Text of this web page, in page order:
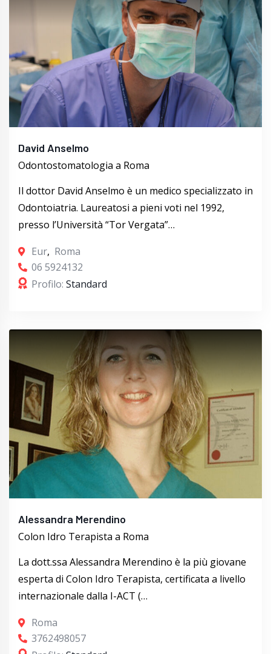
David Anselmo
Odontostomatologia a Roma
Il dottor David Anselmo è un medico specializzato in
Odontoiatria. Laureatosi a pieni voti nel 1992,
presso l’Università “Tor Vergata”…
Eur, Roma
06 5924132
Profilo: Standard
Alessandra Merendino
Colon Idro Terapista a Roma
La dott.ssa Alessandra Merendino è la più giovane
esperta di Colon Idro Terapista, certificata a livello
internazionale dalla I-ACT (…
Roma
3762498057